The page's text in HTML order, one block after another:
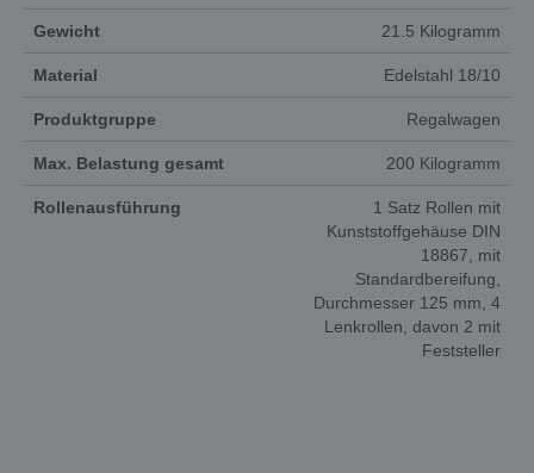
Gewicht 21.5 Kilogramm
Material Edelstahl 18/10
Produktgruppe Regalwagen
Max. Belastung gesamt 200 Kilogramm
Rollenausführung
1 Satz Rollen mit
Kunststoffgehäuse DIN
18867, mit
Standardbereifung,
Durchmesser 125 mm, 4
Lenkrollen, davon 2 mit
Feststeller